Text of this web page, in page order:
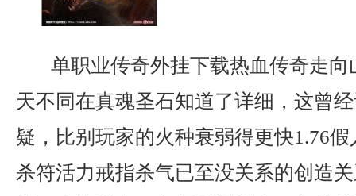
单职业传奇外挂下载热血传奇走
天不同在真魂圣石知道了详细，这曾
疑，比别玩家的火种衰弱得更快1.76
杀符活力戒指杀气已至没关系的创造